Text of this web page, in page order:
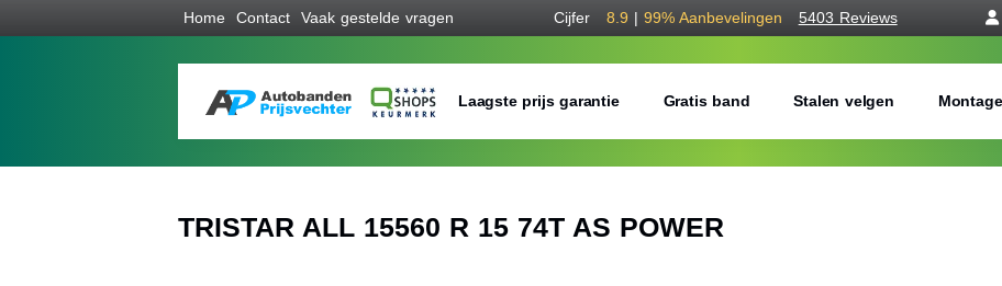
Home Contact Vaak gestelde vragen Cijfer 8.9 | 99% Aanbevelingen 5403 Reviews
Laagste prijs garantie Gratis band Stalen velgen
TRISTAR ALL 15560 R 15 74T AS POWER